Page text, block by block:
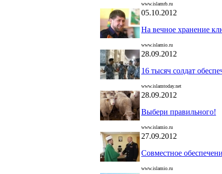
www.islamrb.ru
05.10.2012
На вечное хранение
www.islamio.ru
28.09.2012
16 тысяч солдат
www.islamtoday.net
28.09.2012
Выбери правильного!
www.islamio.ru
27.09.2012
Совместное
www.islamio.ru